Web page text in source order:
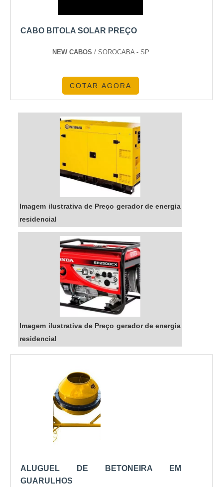
CABO BITOLA SOLAR PREÇO
NEW CABOS / SOROCABA - SP
COTAR AGORA
Imagem ilustrativa de Preço gerador de energia
residencial
Imagem ilustrativa de Preço gerador de energia
residencial
ALUGUEL DE BETONEIRA EM
GUARULHOS